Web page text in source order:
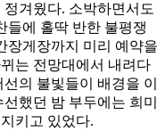
겨웠다. 소박하면서도
들에 홀딱 반한 불평쟁
장게장까지 미리 예약을
는 전망대에서 내려다
의 불빛들이 배경을 이
했던 밤 부두에는 희미
키고 있었다.